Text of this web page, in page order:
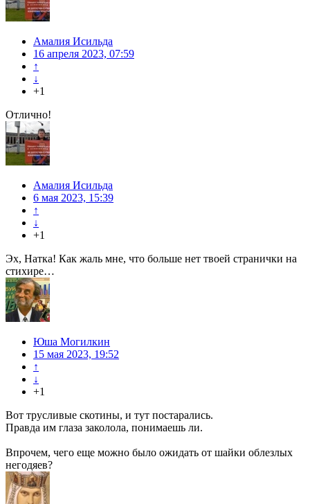
Амалия Исильда
16 апреля 2023, 07:59
↑
↓
+1
Отлично!
Амалия Исильда
6 мая 2023, 15:39
↑
↓
+1
Эх, Натка! Как жаль мне, что больше нет твоей странички на
стихире…
Юша Могилкин
15 мая 2023, 19:52
↑
↓
+1
Вот трусливые скотины, и тут постарались.
Правда им глаза заколола, понимаешь ли.
Впрочем, чего еще можно было ожидать от шайки облезлых
негодяев?